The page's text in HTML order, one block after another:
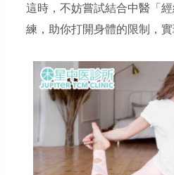
這時，不妨嘗試結合中醫「
練，助你打開身體的限制，實